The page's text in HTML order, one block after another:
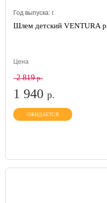
Год выпуска: г.
Шлем детский VENTURA
Цена
2 819р.
1 940 р.
ОЖИДАЕТСЯ